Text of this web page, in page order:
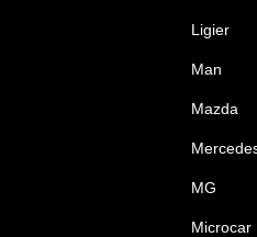
Ligier
Man
Mazda
MG
Microcar